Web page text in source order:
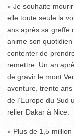
« Je souhaite
elle toute seule la
ans après sa greffe
anime son
contenter de
remettre. Un an
de gravir le mont
aventure, trente
de l’Europe du Sud
relier Dakar à Nice.
« Plus de 1,5